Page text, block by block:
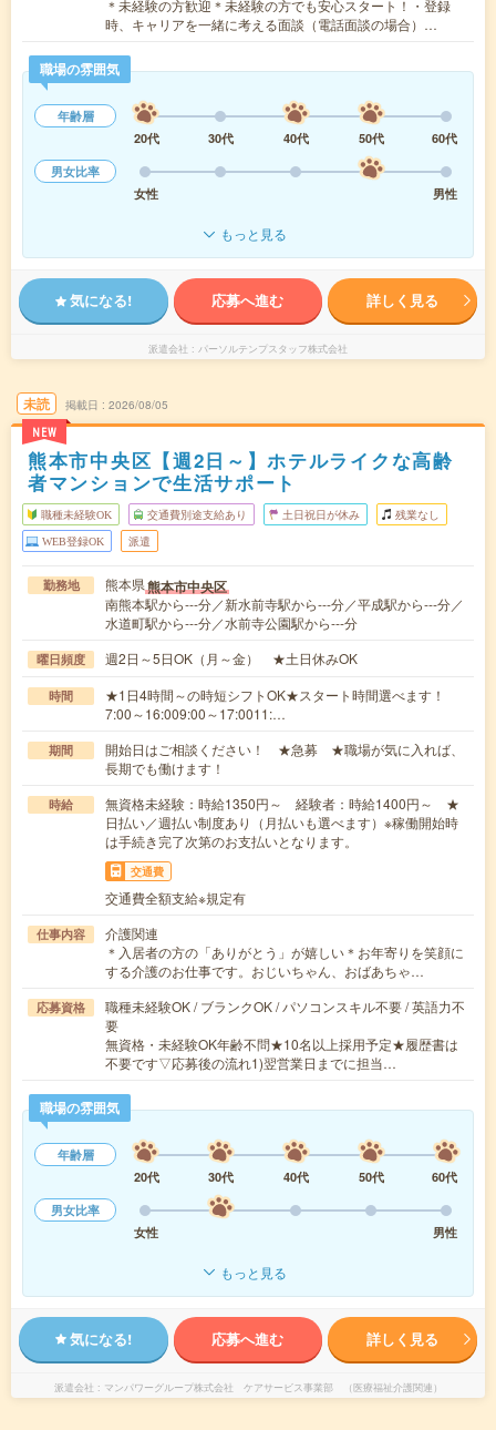
＊未経験の方歓迎＊未経験の方でも安心スタート！・登録
時、キャリアを一緒に考える面談（電話面談の場合）…
職場の雰囲気
年齢層
20代
30代 40代 50代
60代
男女比率
女性
男性
もっと見る
気になる! 応募へ進む 詳しく見る
派遣会社 パーソルテンプスタッフ株式会社
未読
NEW
掲載日 2026/08/05
熊本市中央区【週2日～】ホテルライクな高齢
者マンションで生活サポート
職種未経験OK 交通費別途支給あり 土日祝日が休み 残業なし
WEB登録OK 派遣
勤務地 熊本県熊本市中央区
南熊本駅から---分／新水前寺駅から---分／平成駅から---分／
水道町駅から---分／水前寺公園駅から---分
曜日頻度 週2日～5日OK（月～金） ★土日休みOK
時間
★1日4時間～の時短シフトOK★スタート時間選べます！
7:00～16:009:00～17:0011:…
期間
開始日はご相談ください！ ★急募 ★職場が気に入れば、
長期でも働けます！
時給
無資格未経験：時給1350円～ 経験者：時給1400円～ ★
日払い／週払い制度あり（月払いも選べます）※稼働開始時
は手続き完了次第のお支払いとなります。
交通費
交通費全額支給※規定有
仕事内容
介護関連
＊入居者の方の「ありがとう」が嬉しい＊お年寄りを笑顔に
する介護のお仕事です。おじいちゃん、おばあちゃ…
応募資格
職種未経験OK / ブランクOK / パソコンスキル不要 / 英語力不
要
無資格・未経験OK年齢不問★10名以上採用予定★履歴書は
不要です▽応募後の流れ1)翌営業日までに担当…
職場の雰囲気
年齢層
20代
30代 40代 50代
60代
男女比率
女性
男性
もっと見る
気になる! 応募へ進む 詳しく見る
派遣会社 マンパワーグループ株式会社 ケアサービス事業部 （医療福祉介護関連）